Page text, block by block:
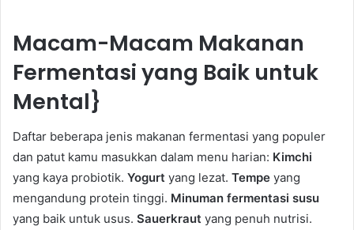
Macam-Macam Makanan
Fermentasi yang Baik untuk
Mental}
Daftar beberapa jenis makanan fermentasi yang populer
dan patut kamu masukkan dalam menu harian: Kimchi
yang kaya probiotik. Yogurt yang lezat. Tempe yang
mengandung protein tinggi. Minuman fermentasi susu
yang baik untuk usus. Sauerkraut yang penuh nutrisi.